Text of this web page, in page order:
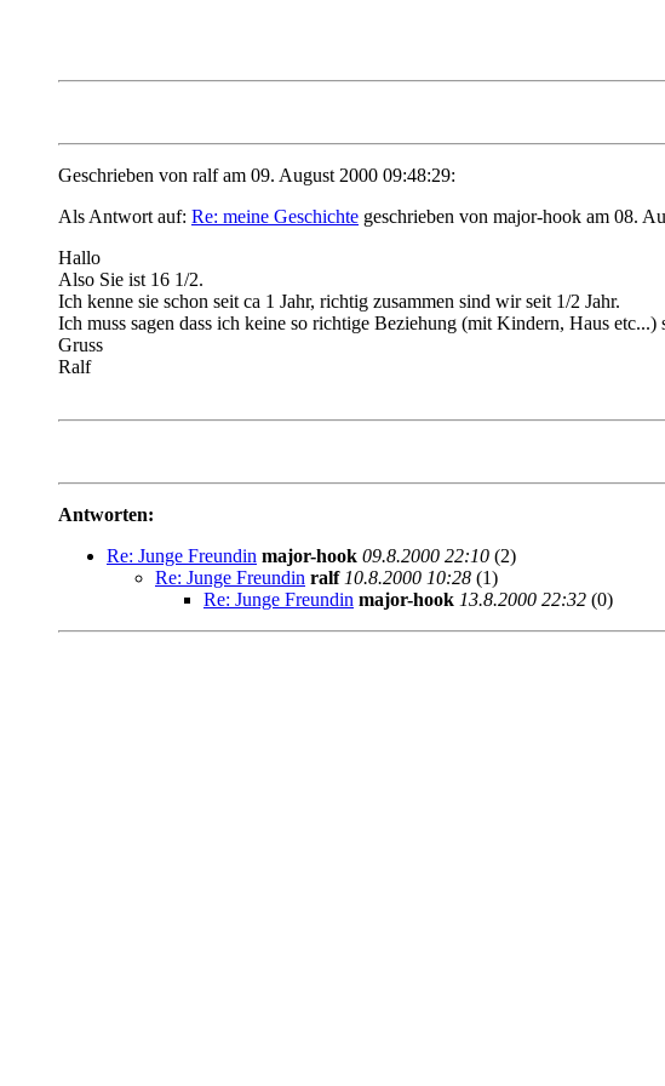
Geschrieben von ralf am 09. August 2000 09:48:29:
Als Antwort auf: Re: meine Geschichte geschrieben von major-hook am 08.
Hallo
Also Sie ist 16 1/2.
Ich kenne sie schon seit ca 1 Jahr, richtig zusammen sind wir seit 1/2 Jahr.
Ich muss sagen dass ich keine so richtige Beziehung (mit Kindern, Haus
Gruss
Ralf
Antworten:
Re: Junge Freundin major-hook 09.8.2000 22:10 (2)
Re: Junge Freundin ralf 10.8.2000 10:28 (1)
Re: Junge Freundin major-hook 13.8.2000 22:32 (0)